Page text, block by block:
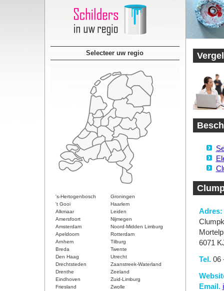
Selecteer uw regio
's-Hertogenbosch
Groningen
't Gooi
Haarlem
Alkmaar
Leiden
Amersfoort
Nijmegen
Amsterdam
Noord-Midden Limburg
Apeldoorn
Rotterdam
Arnhem
Tilburg
Breda
Twente
Den Haag
Utrecht
Drechtsteden
Zaanstreek-Waterland
Drenthe
Zeeland
Eindhoven
Zuid-Limburg
Friesland
Zwolle
Adres:
6071
Tel.06
Email.